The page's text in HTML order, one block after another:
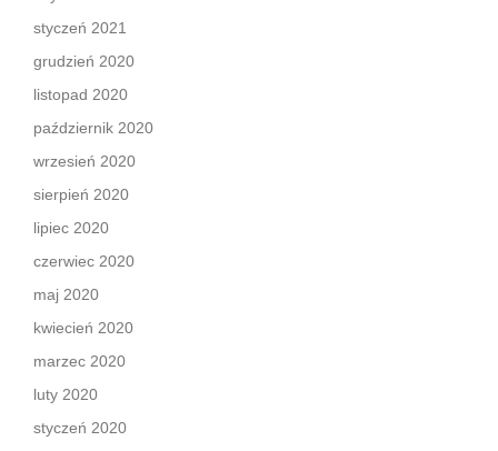
styczeń 2021
grudzień 2020
listopad 2020
październik 2020
wrzesień 2020
sierpień 2020
lipiec 2020
czerwiec 2020
maj 2020
kwiecień 2020
marzec 2020
luty 2020
styczeń 2020